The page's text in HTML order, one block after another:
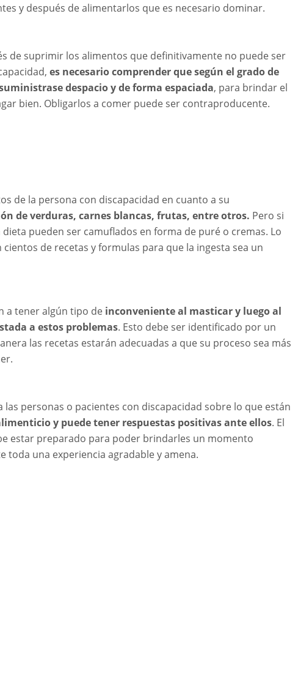
y después de alimentarlos que es necesario dominar.
de suprimir los alimentos que definitivamente no puede ser
es necesario comprender que según el grado de
despacio y de forma espaciada, para brindar el
bien. Obligarlos a comer puede ser contraproducente.
de la persona con discapacidad en cuanto a su
de verduras, carnes blancas, frutas, entre otros. Pero si
pueden ser camuflados en forma de puré o cremas. Lo
de recetas y formulas para que la ingesta sea un
a tener algún tipo de inconveniente al masticar y luego al
a estos problemas. Esto debe ser identificado por un
las recetas estarán adecuadas a que su proceso sea más
personas o pacientes con discapacidad sobre lo que están
y puede tener respuestas positivas ante ellos. El
estar preparado para poder brindarles un momento
una experiencia agradable y amena.